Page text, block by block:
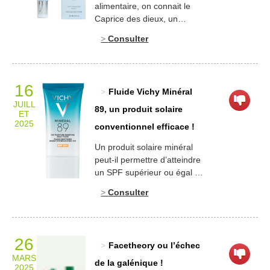
valise, qui […]
alimentaire, on connait le
Caprice des dieux, un
inventé en 1956.1 Dans le
semble convoquer une
intervention divine,3 afin de
peau des personnes
tentées par le concept. On
rappellera, au passage,
qu’un cosmétique n’étant
Consulter
16
JUILL
ET
2025
Fluide Vichy Minéral
89, un produit solaire
conventionnel efficace !
Un produit solaire minéral
peut-il permettre d’atteindre
un SPF supérieur ou égal à
Alors, comment peut-on
affichant la mention
« minéral » puisse
Consulter
26
MARS
2025
Facetheory ou l’échec
de la galénique !